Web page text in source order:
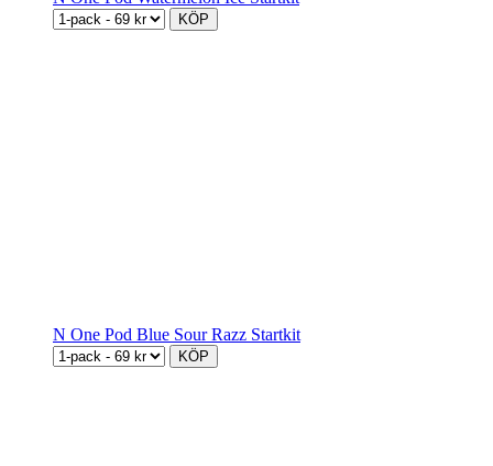
KÖP
N One Pod Blue Sour Razz Startkit
KÖP